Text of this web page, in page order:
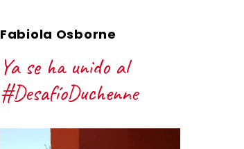
Fabiola Osborne
Ya se ha unido al
#DesafíoDuchenne